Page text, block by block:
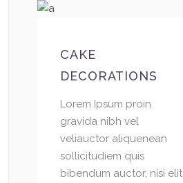
CAKE
DECORATIONS
Lorem Ipsum proin
gravida nibh vel
veliauctor aliquenean
sollicitudiem quis
bibendum auctor, nisi elit